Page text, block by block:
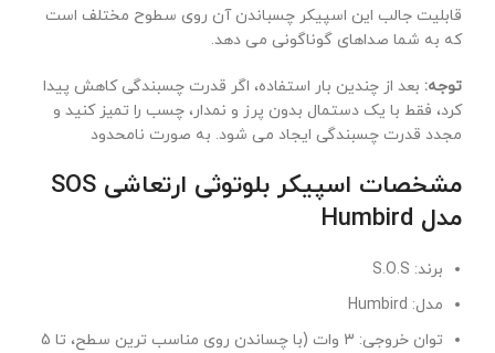
قابلیت جالب این اسپیکر چسباندن آن روی سطوح مختلف است
که به شما صداهای گوناگونی می دهد.
توجه: بعد از چندین بار استفاده، اگر قدرت چسبندگی کاهش پیدا
کرد، فقط با یک دستمال بدون پرز و نمدار، چسب را تمیز کنید و
مجدد قدرت چسبندگی ایجاد می شود. به صورت نامحدود
مشخصات اسپیکر بلوتوثی ارتعاشی SOS
مدل Humbird
برند: S.O.S
مدل: Humbird
توان خروجی: 3 وات (با چساندن روی مناسب ترین سطح، تا 5